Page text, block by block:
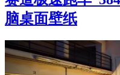
脑桌面壁纸